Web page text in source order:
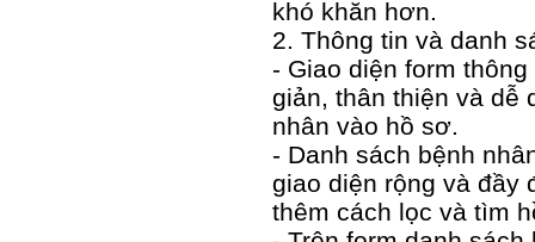
khó khăn hơn.
2. Thông tin và danh
- Giao diện form
giản, thân thiện và dễ
nhân vào hồ sơ.
- Danh sách bệnh
giao diện rộng và đầy
thêm cách lọc và tìm